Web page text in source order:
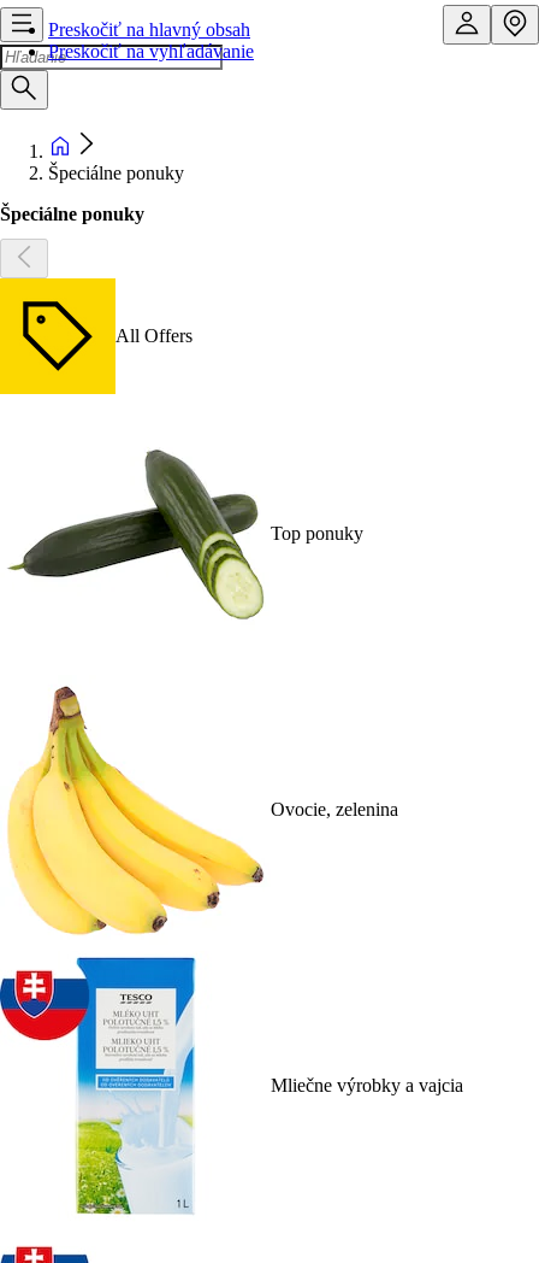
Preskočiť na hlavný obsah
Preskočiť na vyhľadávanie
Špeciálne ponuky
Špeciálne ponuky
All Offers
Top ponuky
Ovocie, zelenina
Mliečne výrobky a vajcia